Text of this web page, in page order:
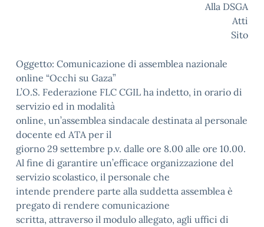
Alla DSGA
Atti
Sito
Oggetto: Comunicazione di assemblea nazionale
online “Occhi su Gaza”
L’O.S. Federazione FLC CGIL ha indetto, in orario di
servizio ed in modalità
online, un’assemblea sindacale destinata al personale
docente ed ATA per il
giorno 29 settembre p.v. dalle ore 8.00 alle ore 10.00.
Al fine di garantire un’efficace organizzazione del
servizio scolastico, il personale che
intende prendere parte alla suddetta assemblea è
pregato di rendere comunicazione
scritta, attraverso il modulo allegato, agli uffici di